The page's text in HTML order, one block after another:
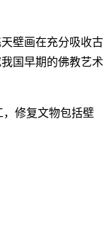
壁画在充分吸收古
国早期的佛教艺术
修复文物包括壁